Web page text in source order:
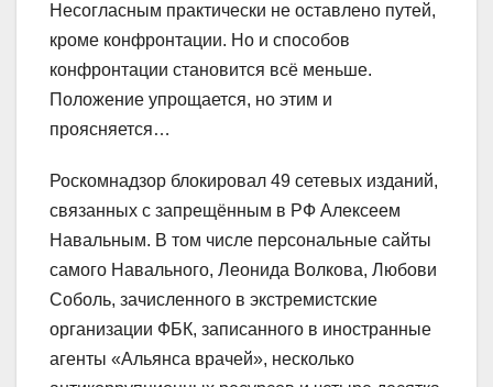
Несогласным практически не оставлено путей,
кроме конфронтации. Но и способов
конфронтации становится всё меньше.
Положение упрощается, но этим и
проясняется…
Роскомнадзор блокировал 49 сетевых изданий,
связанных с запрещённым в РФ Алексеем
Навальным. В том числе персональные сайты
самого Навального, Леонида Волкова, Любови
Соболь, зачисленного в экстремистские
организации ФБК, записанного в иностранные
агенты «Альянса врачей», несколько